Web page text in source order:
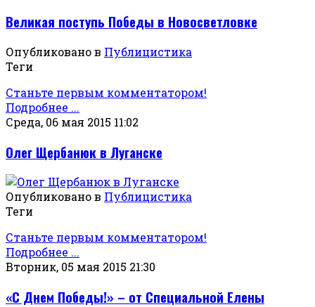
Великая поступь Победы в Новосветловке
Опубликовано в Публицистика
Теги
Станьте первым комментатором!
Подробнее ...
Среда, 06 мая 2015 11:02
Олег Щербанюк в Луганске
Опубликовано в Публицистика
Теги
Станьте первым комментатором!
Подробнее ...
Вторник, 05 мая 2015 21:30
«С Днем Победы!» – от Специальной Елены